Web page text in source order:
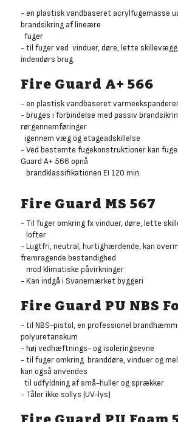
- en plastisk vandbaseret acrylfugemasse
brandsikring af lineære
fuger
- til fuger ved vinduer, døre, lette
indendørs brug.
Fire Guard A+ 566
- en plastisk vandbaseret
- bruges i forbindelse med passiv
rørgennemføringer
igennem væg og etageadskillelse
- Ved bestemte fugekonstruktioner kan
Guard A+ 566 opnå
brandklassifikationen EI 120 min.
Fire Guard MS 567
- Til fuger omkring fx vinduer, døre, lette
lofter
- Lugtfri, neutral, hurtighærdende, kan
fremragende bestandighed
mod klimatiske påvirkninger
- Kan indgå i Svanemærket byggeri
Fire Guard PU NBS
- til NBS-pistol, en professionel
polyuretanskum
- høj vedhæftnings- og isoleringsevne
- til fuger omkring branddøre, vinduer og
kan også anvendes
til udfyldning af små-huller og sprækker
- Tåler ikke sollys (UV-lys)